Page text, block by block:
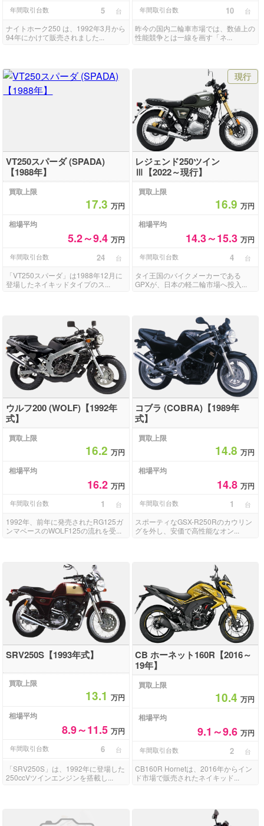
年間取引台数 5 台
ナイトホーク250 は、1992年3月から
94年にかけて販売されました...
年間取引台数 10 台
昨今の国内二輪車市場では、数値上の
性能競争とは一線を画す「ネ...
VT250スパーダ (SPADA)
【1988年】
買取上限
17.3万円
相場平均
5.2～9.4万円
年間取引台数 24 台
「VT250スパーダ」は1988年12月に
登場したネイキッドタイプのス...
現行
レジェンド250ツイン
Ⅲ【2022～現行】
買取上限
16.9 万円
相場平均
14.3～15.3 万円
年間取引台数 4 台
タイ王国のバイクメーカーである
GPXが、日本の軽二輪市場へ投入...
ウルフ200 (WOLF)【1992年
式】
買取上限
16.2万円
相場平均
16.2万円
年間取引台数 1 台
1992年、前年に発売されたRG125ガ
ンマベースのWOLF125の流れを受...
コブラ (COBRA)【1989年
式】
買取上限
14.8 万円
相場平均
14.8 万円
年間取引台数 1 台
スポーティなGSX-R250Rのカウリン
グを外し、安価で高性能なオン...
SRV250S【1993年式】
買取上限
13.1万円
相場平均
8.9～11.5万円
年間取引台数 6 台
「SRV250S」は、1992年に登場した
250ccVツインエンジンを搭載し...
CB ホーネット160R【2016～
19年】
買取上限
10.4 万円
相場平均
9.1～9.6 万円
年間取引台数 2 台
CB160R Hornetは、2016年からイン
ド市場で販売されたネイキッド...